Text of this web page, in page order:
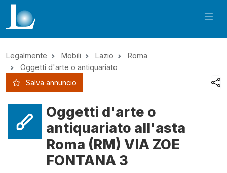
Legalmente Mobili Lazio
Roma
Oggetti d'arte o antiquariato
Salva annuncio
Oggetti d'arte o
antiquariato all'asta
Roma (RM) VIA ZOE
FONTANA 3